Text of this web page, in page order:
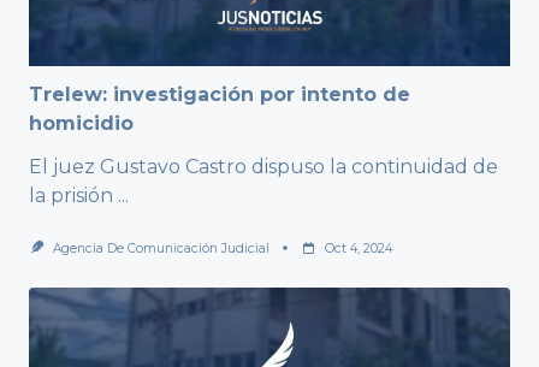
Trelew: investigación por intento de
homicidio
El juez Gustavo Castro dispuso la continuidad de
la prisión ...
Agencia De Comunicación Judicial Oct 4, 2024